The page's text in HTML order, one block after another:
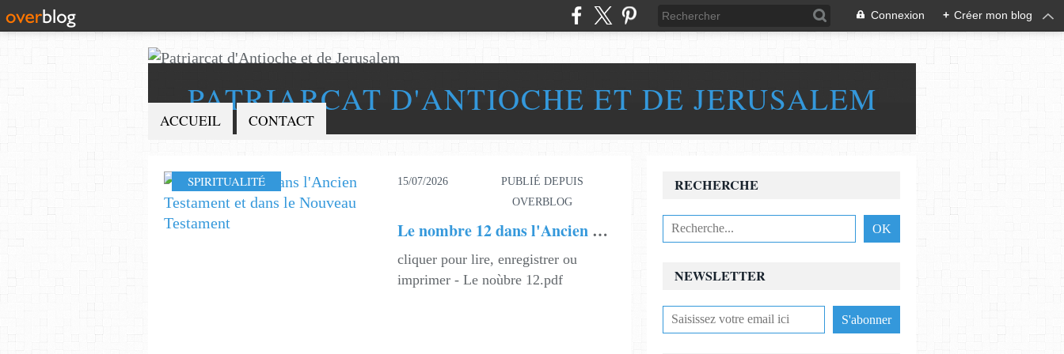
Connexion + Créer mon blog
PATRIARCAT D'ANTIOCHE ET DE JERUSALEM
ACCUEIL CONTACT
SPIRITUALITÉ 15/07/2026
PUBLIÉ DEPUIS
OVERBLOG
Le nombre 12 dans l'Ancien Testament et dans le Nouveau Testament
cliquer pour lire, enregistrer ou
imprimer - Le noùbre 12.pdf
NEWSLETTER
RECHERCHE